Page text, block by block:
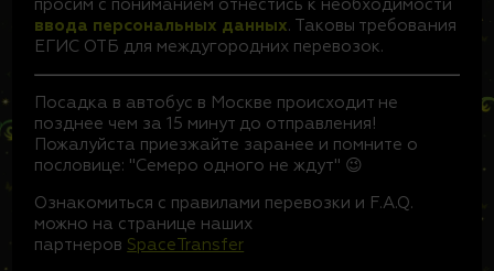
просим с пониманием отнестись к необходимости
ввода персональных данных. Таковы требования
ЕГИС ОТБ для междугородних перевозок.
Посадка в автобус в Москве происходит не
позднее чем за 15 минут до отправления!
Пожалуйста приезжайте заранее и помните о
пословице: "Семеро одного не ждут" 😉
Ознакомиться с правилами перевозки и F.A.Q.
можно на странице наших
партнеров SpaceTransfer